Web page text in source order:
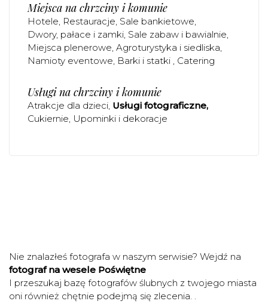
Miejsca na chrzciny i komunie
Hotele Restauracje Sale bankietowe
Dwory, pałace i zamki Sale zabaw i bawialnie
Miejsca plenerowe Agroturystyka i siedliska
Namioty eventowe Barki i statki Catering
Usługi na chrzciny i komunie
Atrakcje dla dzieci Usługi fotograficzne
Cukiernie Upominki i dekoracje
Nie znalazłeś fotografa w naszym serwisie? Wejdź na
fotograf na wesele Poświętne
I przeszukaj bazę fotografów ślubnych z twojego miasta
oni również chętnie podejmą się zlecenia. .